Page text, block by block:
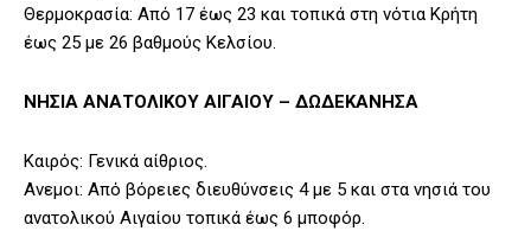
Θερμοκρασία: Από 17 έως 23 και τοπικά στη νότια Κρήτη
έως 25 με 26 βαθμούς Κελσίου.
ΝΗΣΙΑ ΑΝΑΤΟΛΙΚΟΥ ΑΙΓΑΙΟΥ – ΔΩΔΕΚΑΝΗΣΑ
Καιρός: Γενικά αίθριος.
Ανεμοι: Από βόρειες διευθύνσεις 4 με 5 και στα νησιά του
ανατολικού Αιγαίου τοπικά έως 6 μποφόρ.